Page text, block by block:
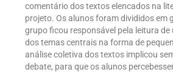
comentário dos textos elencados na
projeto. Os alunos foram divididos em
grupo ficou responsável pela leitura de
dos temas centrais na forma de
análise coletiva dos textos implicou
debate, para que os alunos